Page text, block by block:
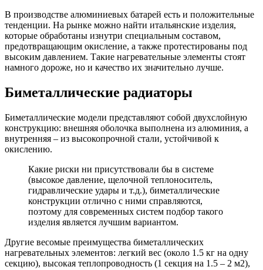
В производстве алюминиевых батарей есть и положительные
тенденции. На рынке можно найти итальянские изделия,
которые обработаны изнутри специальным составом,
предотвращающим окисление, а также протестированы под
высоким давлением. Такие нагревательные элементы стоят
намного дороже, но и качество их значительно лучше.
Биметаллические радиаторы
Биметаллические модели представляют собой двухслойную
конструкцию: внешняя оболочка выполнена из алюминия, а
внутренняя – из высокопрочной стали, устойчивой к
окислению.
Какие риски ни присутствовали бы в системе
(высокое давление, щелочной теплоноситель,
гидравлические удары и т.д.), биметаллические
конструкции отлично с ними справляются,
поэтому для современных систем подбор такого
изделия является лучшим вариантом.
Другие весомые преимущества биметаллических
нагревательных элементов: легкий вес (около 1.5 кг на одну
секцию), высокая теплопроводность (1 секция на 1.5 – 2 м2),